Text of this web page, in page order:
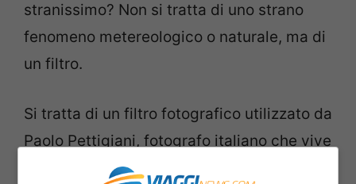
stranissimo? Non si tratta di uno strano
fenomeno metereologico o naturale, ma di
un filtro.
Si tratta di un filtro fotografico utilizzato da
Paolo Pettigiani, fotografo italiano che vive
Grande Mela